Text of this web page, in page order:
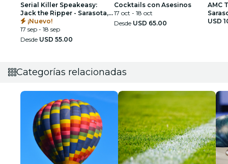
Serial Killer Speakeasy:
Jack the Ripper - Sarasota,
FL ¡Nuevo!
17 sep - 18 sep
Desde USD 55.00
Cocktails con Asesinos
17 oct - 18 oct
Desde USD 65.00
AMC
USD
Categorías relacionadas